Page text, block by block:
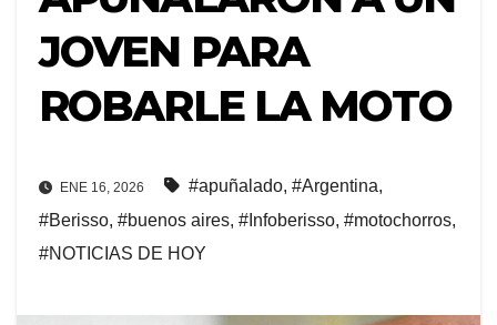
JOVEN PARA
ROBARLE LA MOTO
ENE 16, 2026 #apuñalado, #Argentina,
#Berisso, #buenos aires, #Infoberisso, #motochorros,
#NOTICIAS DE HOY